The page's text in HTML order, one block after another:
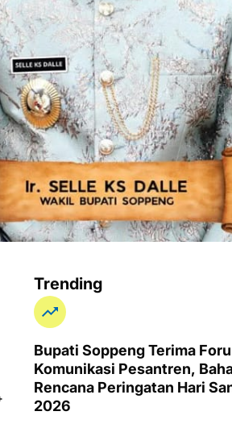
Trending
Bupati Soppeng Terima
Komunikasi Pesantren,
Rencana Peringatan Hari
2026